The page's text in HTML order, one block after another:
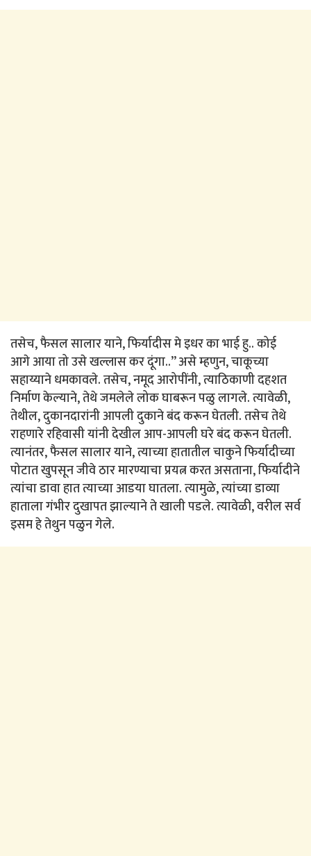
तसेच, फैसल सालार याने, फिर्यादीस मे इधर का भाई हु.. कोई
आगे आया तो उसे खल्लास कर दूंगा..” असे म्हणुन, चाकूच्या
सहाय्याने धमकावले. तसेच, नमूद आरोपींनी, त्याठिकाणी दहशत
निर्माण केल्याने, तेथे जमलेले लोक घाबरून पळु लागले. त्यावेळी,
तेथील, दुकानदारांनी आपली दुकाने बंद करून घेतली. तसेच तेथे
राहणारे रहिवासी यांनी देखील आप-आपली घरे बंद करून घेतली.
त्यानंतर, फैसल सालार याने, त्याच्या हातातील चाकुने फिर्यादीच्या
पोटात खुपसून जीवे ठार मारण्याचा प्रयत्न करत असताना, फिर्यादीने
त्यांचा डावा हात त्याच्या आडया घातला. त्यामुळे, त्यांच्या डाव्या
हाताला गंभीर दुखापत झाल्याने ते खाली पडले. त्यावेळी, वरील सर्व
इसम हे तेथुन पळुन गेले.